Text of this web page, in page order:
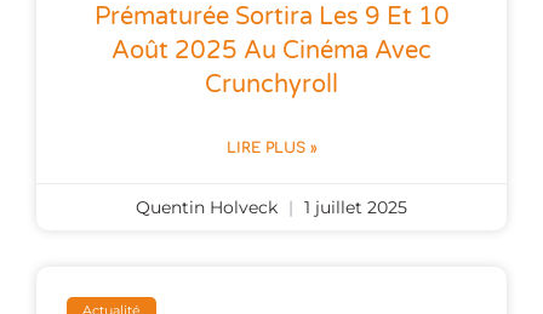
Prématurée Sortira Les 9 Et 10
Août 2025 Au Cinéma Avec
Crunchyroll
LIRE PLUS »
Quentin Holveck 1 juillet 2025